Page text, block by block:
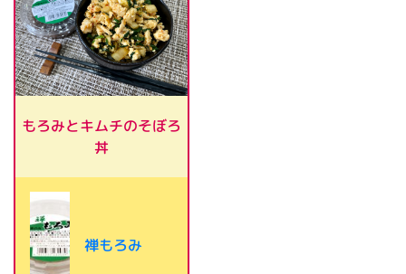
もろみとキムチのそぼろ
丼
禅もろみ